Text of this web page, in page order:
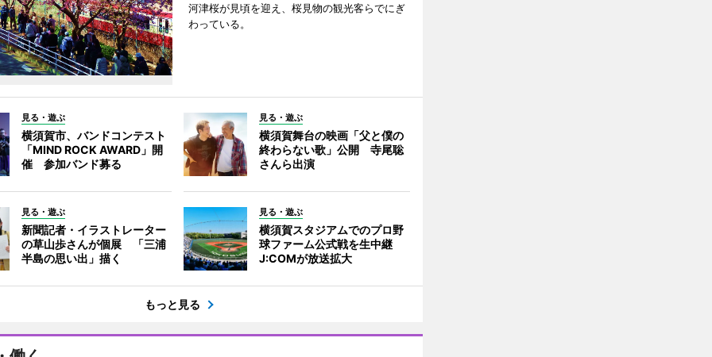
河津桜が見頃を迎え、桜見物の観光客らでにぎ
わっている。
見る・遊ぶ
横須賀市、バンドコンテスト
「MIND ROCK AWARD」開
催 参加バンド募る
見る・遊ぶ
横須賀舞台の映画「父と僕の
終わらない歌」公開 寺尾聡
さんら出演
見る・遊ぶ
新聞記者・イラストレーター
の草山歩さんが個展 「三浦
半島の思い出」描く
見る・遊ぶ
横須賀スタジアムでのプロ野
球ファーム公式戦を生中継
J:COMが放送拡大
もっと見る